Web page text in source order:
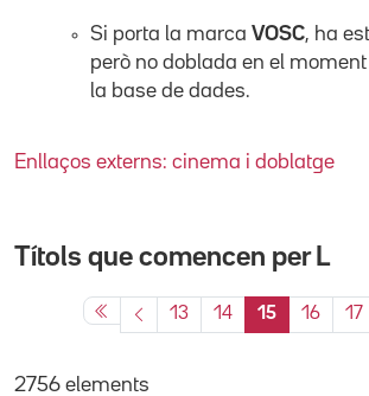
Si porta la marca VOSC, ha
però no doblada en el
la base de dades.
Enllaços externs: cinema i doblatge
Títols que comencen per L
13 14 15 16 17
2756 elements